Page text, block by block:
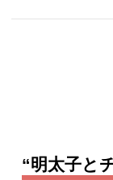
“明太子と